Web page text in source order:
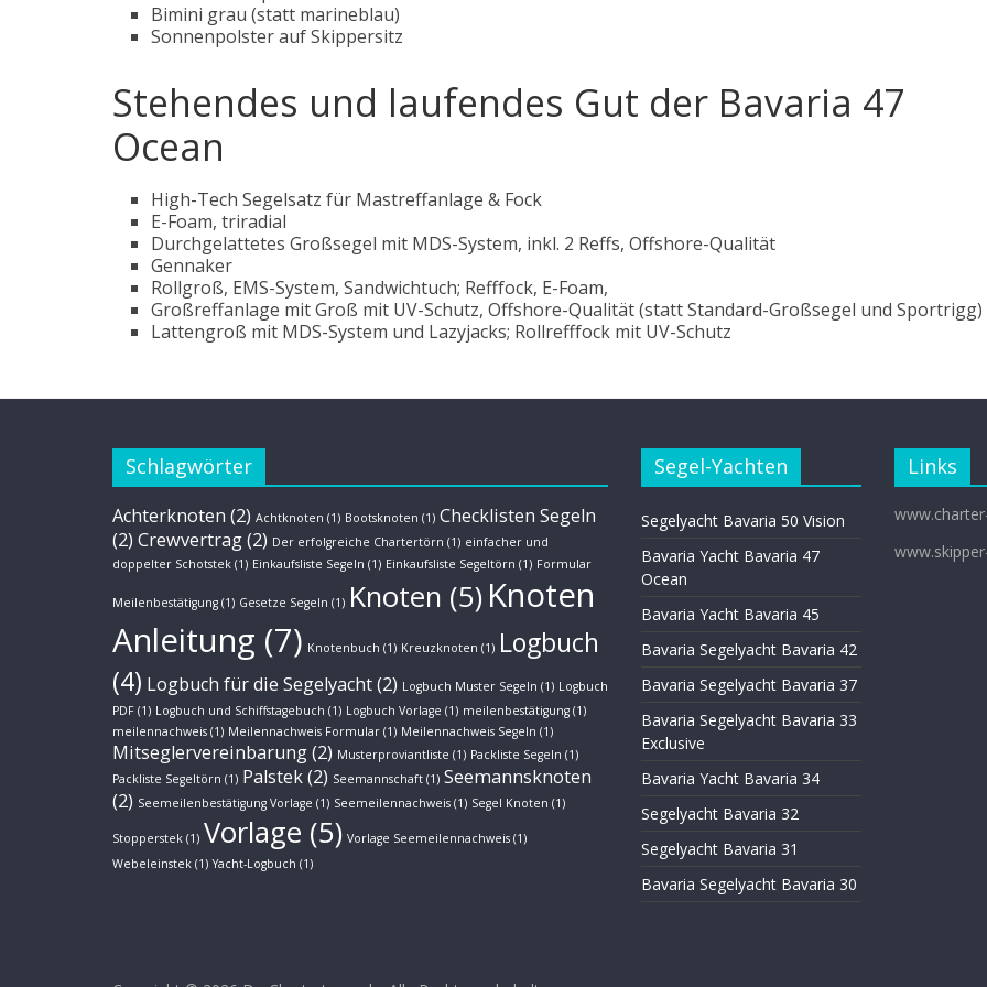
Bimini grau (statt marineblau)
Sonnenpolster auf Skippersitz
Stehendes und laufendes Gut der Bavaria 47
Ocean
High-Tech Segelsatz für Mastreffanlage & Fock
E-Foam, triradial
Durchgelattetes Großsegel mit MDS-System, inkl. 2 Reffs, Offshore-Qualität
Gennaker
Rollgroß, EMS-System, Sandwichtuch; Refffock, E-Foam,
Großreffanlage mit Groß mit UV-Schutz, Offshore-Qualität (statt Standard-Großsegel und Sportrigg)
Lattengroß mit MDS-System und Lazyjacks; Rollrefffock mit UV-Schutz
Schlagwörter
Achterknoten (2) Achtknoten (1) Bootsknoten (1) Checklisten Segeln
(2) Crewvertrag(2) Der erfolgreiche Chartertörn (1) einfacher und
doppelter Schotstek (1) Einkaufsliste Segeln (1) Einkaufsliste Segeltörn (1) Formular
Meilenbestätigung (1) Gesetze Segeln (1) Knoten (5) Knoten
Anleitung (7) Knotenbuch (1) Kreuzknoten (1) Logbuch
(4) Logbuch für die Segelyacht(2) Logbuch Muster Segeln (1) Logbuch
PDF (1) Logbuch und Schiffstagebuch (1) Logbuch Vorlage (1) meilenbestätigung (1)
meilennachweis (1) Meilennachweis Formular (1) Meilennachweis Segeln (1)
Mitseglervereinbarung(2) Musterproviantliste (1) Packliste Segeln (1)
Packliste Segeltörn (1) Palstek(2) Seemannschaft (1) Seemannsknoten
(2) Seemeilenbestätigung Vorlage (1) Seemeilennachweis (1) Segel Knoten (1)
Stopperstek (1) Vorlage (5) Vorlage Seemeilennachweis (1)
Webeleinstek (1) Yacht-Logbuch (1)
Segel-Yachten
Segelyacht Bavaria 50 Vision
Bavaria Yacht Bavaria 47
Ocean
Bavaria Yacht Bavaria 45
Bavaria Segelyacht Bavaria 42
Bavaria Segelyacht Bavaria 37
Bavaria Segelyacht Bavaria 33
Exclusive
Bavaria Yacht Bavaria 34
Segelyacht Bavaria 32
Segelyacht Bavaria 31
Bavaria Segelyacht Bavaria 30
Links